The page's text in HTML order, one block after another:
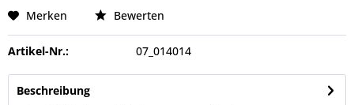
Merken Bewerten
Artikel-Nr.: 07_014014
Beschreibung